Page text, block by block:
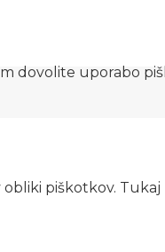
dovolite uporabo
piškotkov. Tukaj